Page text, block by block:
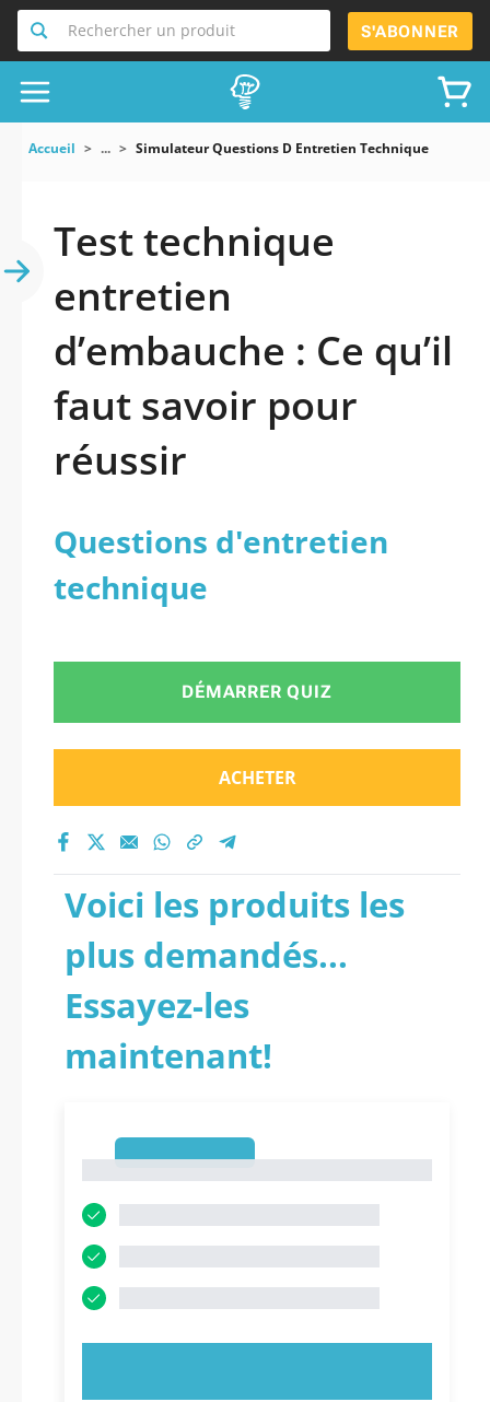
Rechercher un produit S'ABONNER
Accueil ... Simulateur Questions D Entretien Technique
Test technique
entretien
d’embauche : Ce qu’il
faut savoir pour
réussir
Questions d'entretien
technique
DÉMARRER QUIZ
ACHETER
Voici les produits les
plus demandés...
Essayez-les
maintenant!